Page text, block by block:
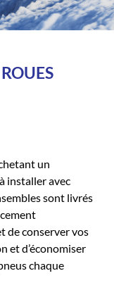
un
installer avec
sont livrés
de conserver vos
et d’économiser
chaque